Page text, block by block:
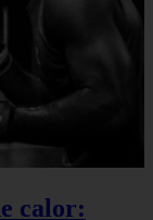
calor: